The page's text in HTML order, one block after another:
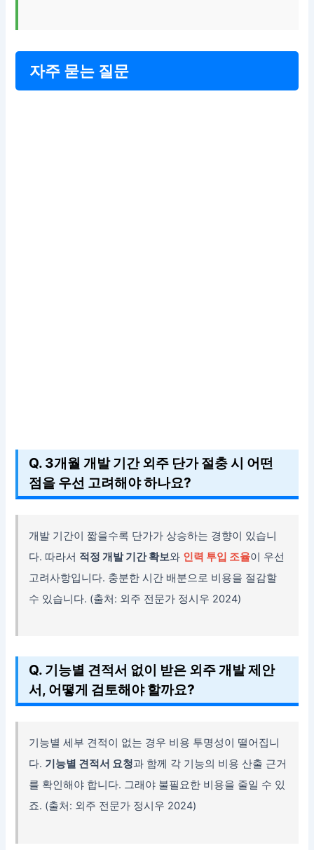
자주 묻는 질문
Q. 3개월 개발 기간 외주 단가 절충 시 어떤
점을 우선 고려해야 하나요?
개발 기간이 짧을수록 단가가 상승하는 경향이 있습니
다. 따라서 적정 개발 기간 확보와 인력 투입 조율이 우선
고려사항입니다. 충분한 시간 배분으로 비용을 절감할
수 있습니다. (출처: 외주 전문가 정시우 2024)
Q. 기능별 견적서 없이 받은 외주 개발 제안
서, 어떻게 검토해야 할까요?
기능별 세부 견적이 없는 경우 비용 투명성이 떨어집니
다. 기능별 견적서 요청과 함께 각 기능의 비용 산출 근거
를 확인해야 합니다. 그래야 불필요한 비용을 줄일 수 있
죠. (출처: 외주 전문가 정시우 2024)